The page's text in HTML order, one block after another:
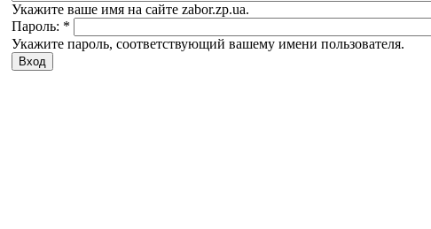
Укажите ваше имя на сайте zabor.zp.ua.
Пароль: *
Укажите пароль, соответствующий вашему имени пользователя.